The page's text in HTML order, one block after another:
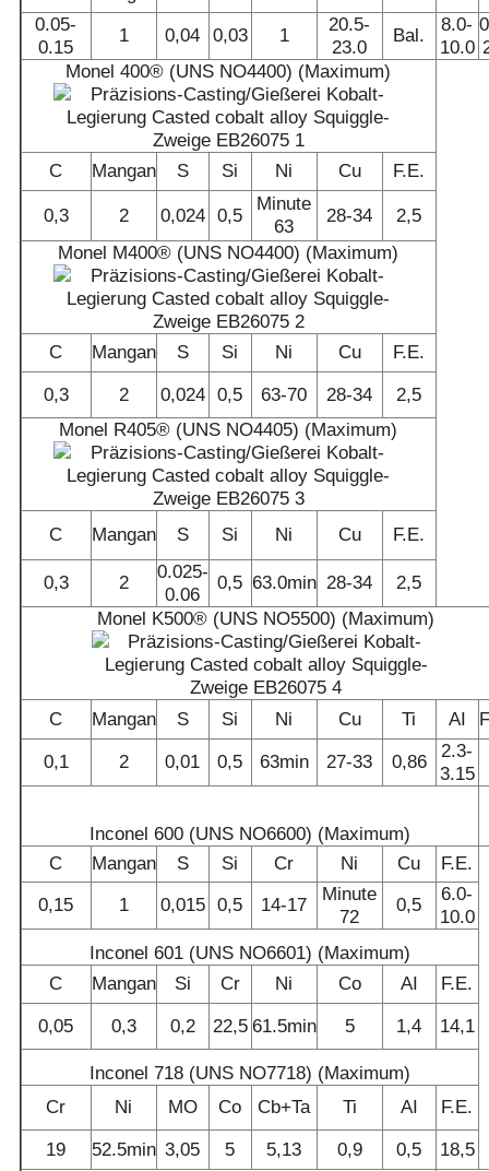
0.05-
0.15
1 0,04 0,03 1
20.5-
23.0
Bal.
8.0-
10.0
Monel 400® (UNS NO4400) (Maximum)
C Mangan S Si Ni Cu F.E.
0,3 2 0,024 0,5
Minute
63
28-34
2,5
Monel M400® (UNS NO4400) (Maximum)
C Mangan S Si Ni Cu
F.E.
0,3
2 0,024 0,5 63-70 28-34
2,5
Monel R405® (UNS NO4405) (Maximum)
C Mangan S Si Ni Cu F.E.
0,3 2
0.025-
0.06
0,5 63.0min 28-34
2,5
Monel K500® (UNS NO5500) (Maximum)
C Mangan S Si Ni Cu Ti AI
0,1
2 0,01 0,5 63min 27-33 0,86
2.3-
3.15
Inconel 600 (UNS NO6600) (Maximum)
C
Mangan S Si Cr Ni Cu
F.E.
0,15
1 0,015 0,5 14-17
Minute
72
0,5
6.0-
10.0
Inconel 601 (UNS NO6601) (Maximum)
C
Mangan Si Cr Ni Co AI
F.E.
0,05
0,3 0,2 22,5 61.5min 5 1,4 14,1
Inconel 718 (UNS NO7718) (Maximum)
Cr
Ni MO Co Cb+Ta Ti AI
F.E.
19
52.5min 3,05 5 5,13 0,9 0,5
18,5